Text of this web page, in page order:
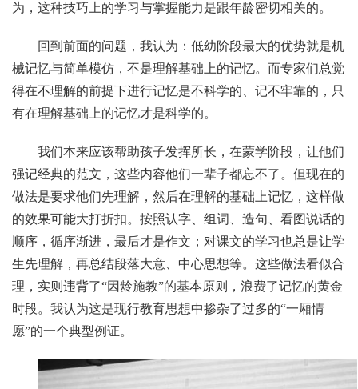
为，这种技巧上的学习与掌握能力是跟年龄密切相关的。
回到前面的问题，我认为：低幼阶段最大的优势就是机
械记忆与简单模仿，不是理解基础上的记忆。而专家们总觉
得在不理解的前提下进行记忆是不科学的、记不牢靠的，只
有在理解基础上的记忆才是科学的。
我们本来应该帮助孩子发挥所长，在蒙学阶段，让他们
强记经典的范文，这些内容他们一辈子都忘不了。但现在的
做法是要求他们先理解，然后在理解的基础上记忆，这样做
的效果可能大打折扣。按照认字、组词、造句、看图说话的
顺序，循序渐进，最后才是作文；对课文的学习也总是让学
生先理解，再总结段落大意、中心思想等。这些做法看似合
理，实则违背了“因龄施教”的基本原则，浪费了记忆的黄金
时段。我认为这是现行教育思想中掺杂了过多的“一厢情
愿”的一个典型例证。